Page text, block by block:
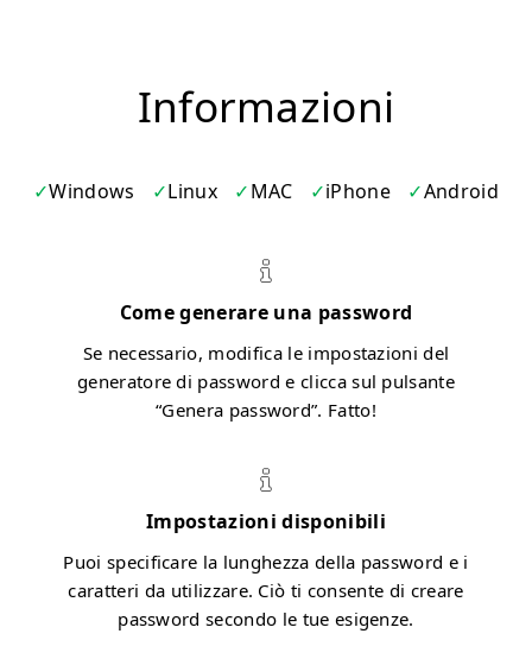
Informazioni
Windows Linux MAC iPhone Android
Come generare una password
Se necessario, modifica le impostazioni del
generatore di password e clicca sul pulsante
“Genera password”. Fatto!
Impostazioni disponibili
Puoi specificare la lunghezza della password e i
caratteri da utilizzare. Ciò ti consente di creare
password secondo le tue esigenze.